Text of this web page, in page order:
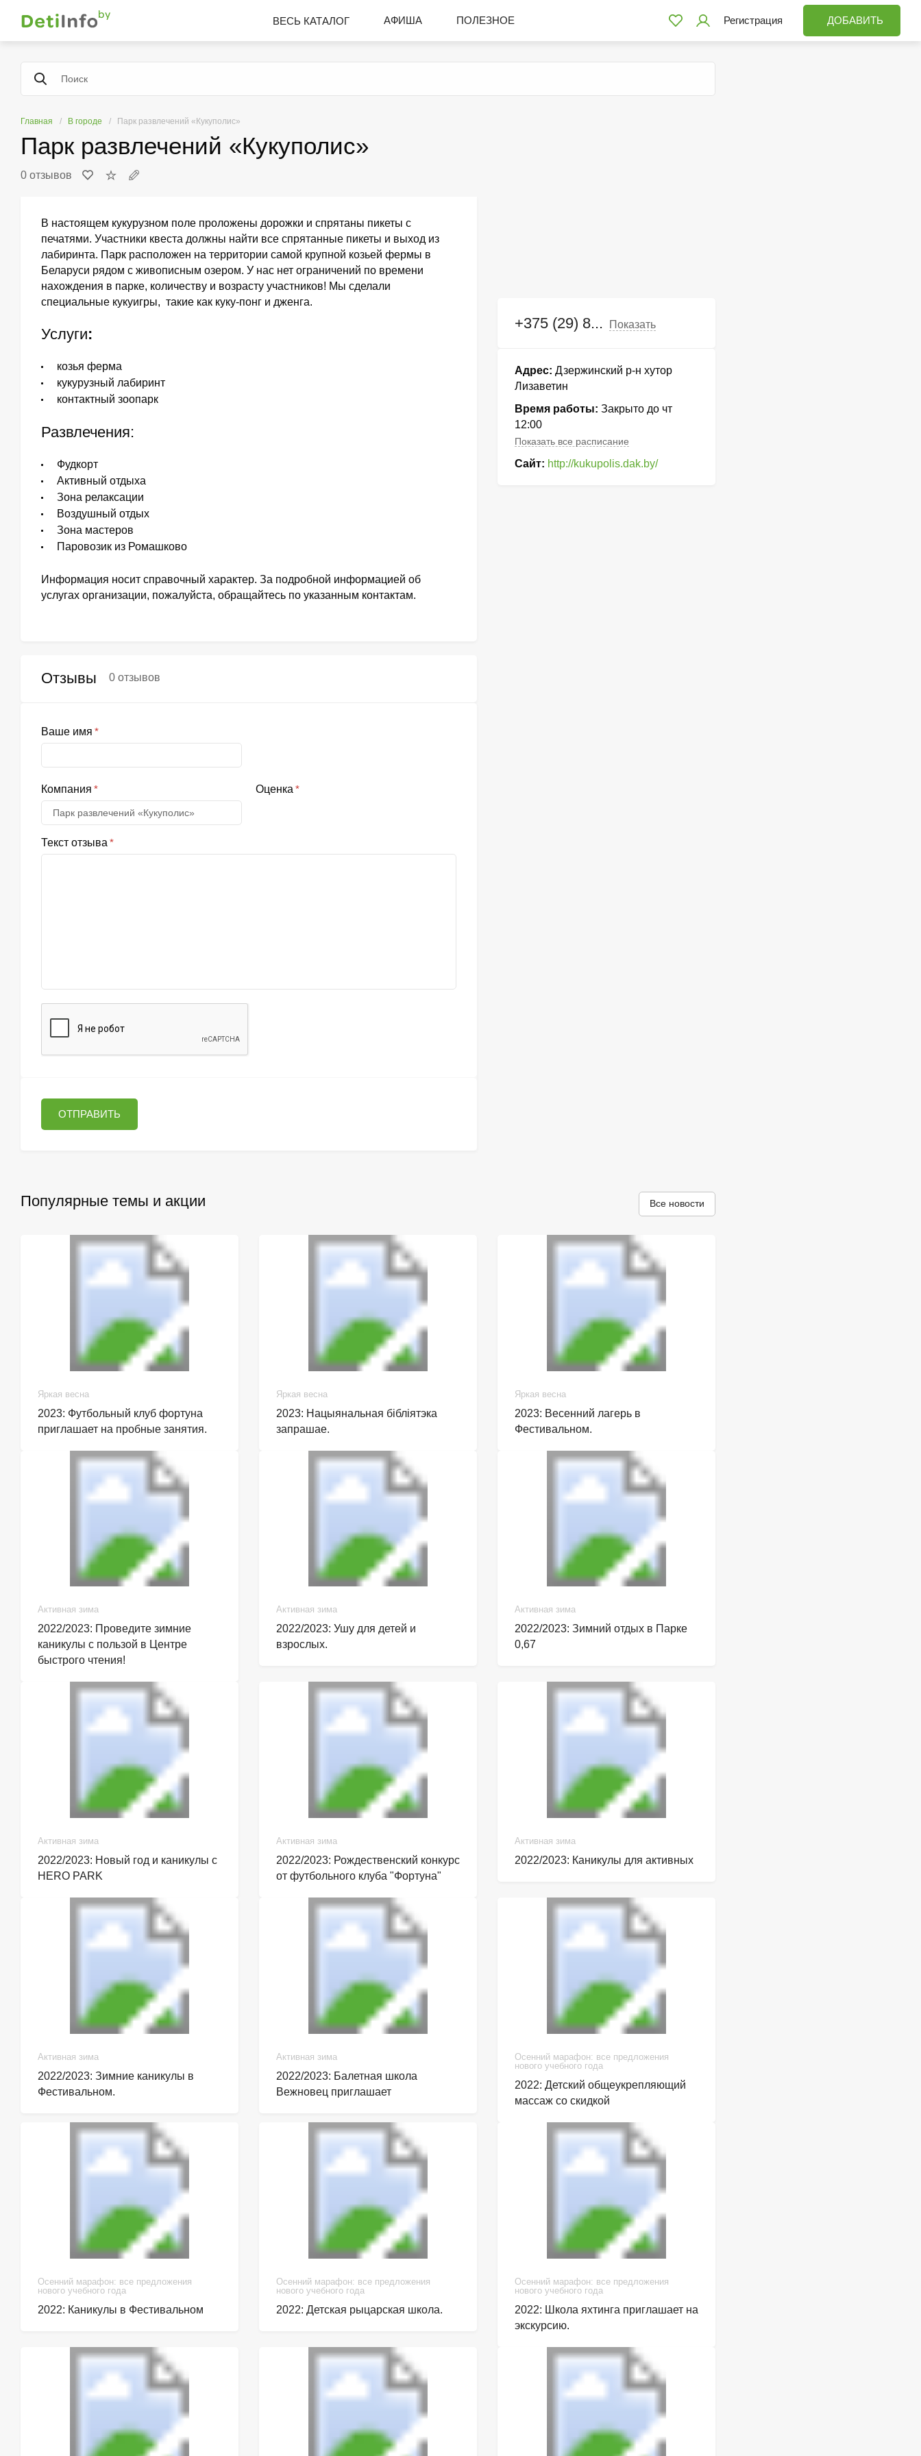
ВЕСЬ КАТАЛОГ АФИША ПОЛЕЗНОЕ Регистрация ДОБАВИТЬ
Главная В городе Парк развлечений «Кукуполис»
Парк развлечений «Кукуполис»
0 отзывов
В настоящем кукурузном поле проложены дорожки и спрятаны пикеты с
печатями. Участники квеста должны найти все спрятанные пикеты и выход из
лабиринта. Парк расположен на территории самой крупной козьей фермы в
Беларуси рядом с живописным озером. У нас нет ограничений по времени
нахождения в парке, количеству и возрасту участников! Мы сделали
специальные кукуигры, такие как куку-понг и дженга.
Услуги:
козья ферма
кукурузный лабиринт
контактный зоопарк
Развлечения:
Фудкорт
Активный отдыха
Зона релаксации
Воздушный отдых
Зона мастеров
Паровозик из Ромашково
Информация носит справочный характер. За подробной информацией об
услугах организации, пожалуйста, обращайтесь по указанным контактам.
Отзывы 0 отзывов
Ваше имя
Компания Оценка
Текст отзыва
ОТПРАВИТЬ
+375 (29) 8... Показать
Адрес: Дзержинский р-н хутор
Лизаветин
Время работы: Закрыто до чт
12:00
Показать все расписание
Сайт: http://kukupolis.dak.by/
Популярные темы и акции Все новости
Яркая весна
2023: Футбольный клуб фортуна
приглашает на пробные занятия.
Яркая весна
2023: Нацыянальная бібліятэка
запрашае.
Яркая весна
2023: Весенний лагерь в
Фестивальном.
Активная зима
2022/2023: Проведите зимние
каникулы с пользой в Центре
быстрого чтения!
Активная зима
2022/2023: Ушу для детей и
взрослых.
Активная зима
2022/2023: Зимний отдых в Парке
0,67
Активная зима
2022/2023: Новый год и каникулы с
HERO PARK
Активная зима
2022/2023: Рождественский конкурс
от футбольного клуба "Фортуна"
Активная зима
2022/2023: Каникулы для активных
Активная зима
2022/2023: Зимние каникулы в
Фестивальном.
Активная зима
2022/2023: Балетная школа
Вежновец приглашает
Осенний марафон: все предложения
нового учебного года
2022: Детский общеукрепляющий
массаж со скидкой
Осенний марафон: все предложения
нового учебного года
2022: Каникулы в Фестивальном
Осенний марафон: все предложения
нового учебного года
2022: Детская рыцарская школа.
Осенний марафон: все предложения
нового учебного года
2022: Школа яхтинга приглашает на
экскурсию.